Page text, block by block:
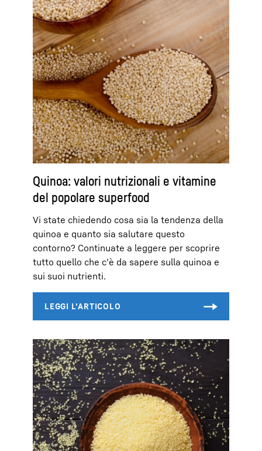
Quinoa: valori nutrizionali e vitamine
del popolare superfood
Vi state chiedendo cosa sia la tendenza della
quinoa e quanto sia salutare questo
contorno? Continuate a leggere per scoprire
tutto quello che c'è da sapere sulla quinoa e
sui suoi nutrienti.